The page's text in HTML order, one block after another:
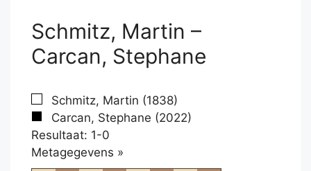
Schmitz, Martin –
Carcan, Stephane
Schmitz, Martin (1838)
Carcan, Stephane (2022)
Resultaat: 1-0
Metagegevens »